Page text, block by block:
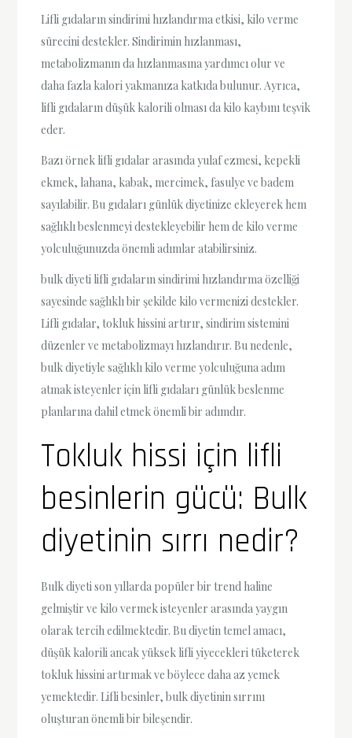
Lifli gıdaların sindirimi hızlandırma etkisi, kilo verme
sürecini destekler. Sindirimin hızlanması,
metabolizmanın da hızlanmasına yardımcı olur ve
daha fazla kalori yakmanıza katkıda bulunur. Ayrıca,
lifli gıdaların düşük kalorili olması da kilo kaybını teşvik
eder.
Bazı örnek lifli gıdalar arasında yulaf ezmesi, kepekli
ekmek, lahana, kabak, mercimek, fasulye ve badem
sayılabilir. Bu gıdaları günlük diyetinize ekleyerek hem
sağlıklı beslenmeyi destekleyebilir hem de kilo verme
yolculuğunuzda önemli adımlar atabilirsiniz.
bulk diyeti lifli gıdaların sindirimi hızlandırma özelliği
sayesinde sağlıklı bir şekilde kilo vermenizi destekler.
Lifli gıdalar, tokluk hissini artırır, sindirim sistemini
düzenler ve metabolizmayı hızlandırır. Bu nedenle,
bulk diyetiyle sağlıklı kilo verme yolculuğuna adım
atmak isteyenler için lifli gıdaları günlük beslenme
planlarına dahil etmek önemli bir adımdır.
Tokluk hissi için lifli
besinlerin gücü: Bulk
diyetinin sırrı nedir?
Bulk diyeti son yıllarda popüler bir trend haline
gelmiştir ve kilo vermek isteyenler arasında yaygın
olarak tercih edilmektedir. Bu diyetin temel amacı,
düşük kalorili ancak yüksek lifli yiyecekleri tüketerek
tokluk hissini artırmak ve böylece daha az yemek
yemektedir. Lifli besinler, bulk diyetinin sırrını
oluşturan önemli bir bileşendir.